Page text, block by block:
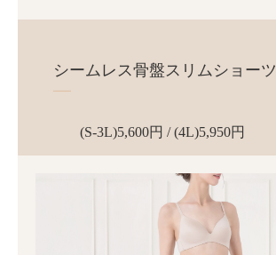
シームレス骨盤スリムショーツ
(S-3L)5,600円 / (4L)5,950円